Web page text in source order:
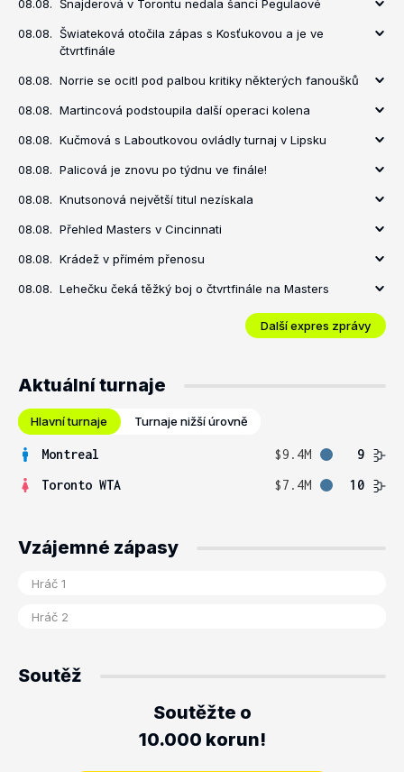
08.08. Šnajderová v Torontu nedala šanci Pegulaové
08.08. Šwiateková otočila zápas s Kosťukovou a je ve
čtvrtfinále
08.08. Norrie se ocitl pod palbou kritiky některých fanoušků
08.08. Martincová podstoupila další operaci kolena
08.08. Kučmová s Laboutkovou ovládly turnaj v Lipsku
08.08. Palicová je znovu po týdnu ve finále!
08.08. Knutsonová největší titul nezískala
08.08. Přehled Masters v Cincinnati
08.08. Krádež v přímém přenosu
08.08. Lehečku čeká těžký boj o čtvrtfinále na Masters
Další expres zprávy
Aktuální turnaje
Hlavní turnaje Turnaje nižší úrovně
Montreal $9.4M
9
Toronto WTA
$7.4M 10
Vzájemné zápasy
Soutěž
Soutěžte o
10.000 korun!